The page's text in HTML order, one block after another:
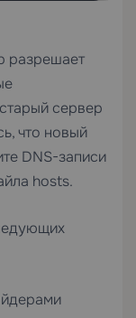
разрешает
сервер
что новый
DNS-записи
hosts.